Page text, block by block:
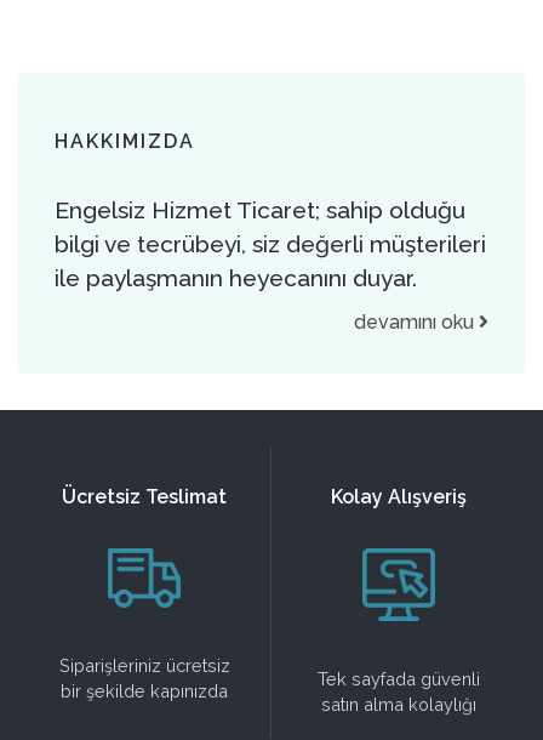
HAKKIMIZDA
Engelsiz Hizmet Ticaret; sahip olduğu
bilgi ve tecrübeyi, siz değerli müşterileri
ile paylaşmanın heyecanını duyar.
devamını oku
Ücretsiz Teslimat
Siparişleriniz ücretsiz
bir şekilde kapınızda
Kolay Alışveriş
Tek sayfada güvenli
satın alma kolaylığı